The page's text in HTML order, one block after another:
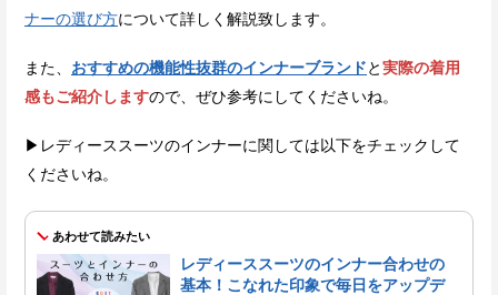
ナーの選び方について詳しく解説致します。
また、 おすすめの機能性抜群のインナーブランドと実際の着用
感もご紹介しますので、ぜひ参考にしてくださいね。
▶レディーススーツのインナーに関しては以下をチェックして
くださいね。
あわせて読みたい
レディーススーツのインナー合わせの
基本！こなれた印象で毎日をアップデ